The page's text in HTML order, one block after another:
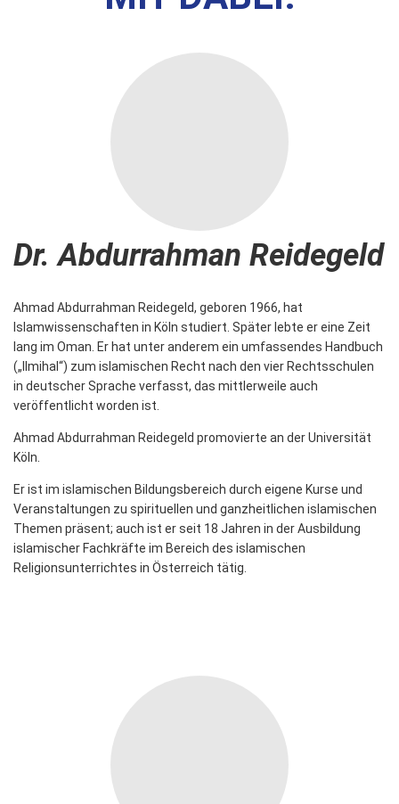
Dr. Abdurrahman Reidegeld
Ahmad Abdurrahman Reidegeld, geboren 1966, hat
Islamwissenschaften in Köln studiert. Später lebte er eine Zeit
lang im Oman. Er hat unter anderem ein umfassendes Handbuch
(„Ilmihal“) zum islamischen Recht nach den vier Rechtsschulen
in deutscher Sprache verfasst, das mittlerweile auch
veröffentlicht worden ist.
Ahmad Abdurrahman Reidegeld promovierte an der Universität
Köln.
Er ist im islamischen Bildungsbereich durch eigene Kurse und
Veranstaltungen zu spirituellen und ganzheitlichen islamischen
Themen präsent; auch ist er seit 18 Jahren in der Ausbildung
islamischer Fachkräfte im Bereich des islamischen
Religionsunterrichtes in Österreich tätig.